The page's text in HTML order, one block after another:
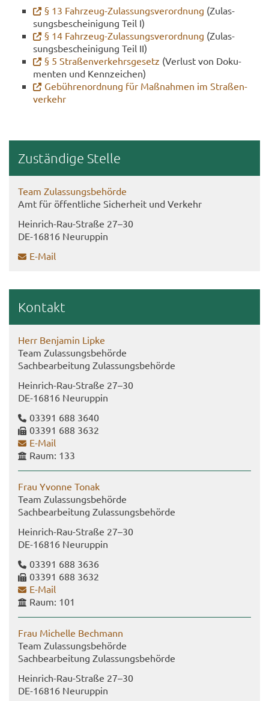
§ 13 Fahrzeug-​Zulassungsverordnung (Zu­las­
sungs­be­schei­ni­gung Teil I)
§ 14 Fahrzeug-​Zulassungsverordnung (Zu­las­
sungs­be­schei­ni­gung Teil II)
§ 5 Stra­ßen­ver­kehrs­ge­setz (Ver­lust von Do­ku­
men­ten und Kenn­zei­chen)
Ge­büh­ren­ord­nung für Maß­nah­men im Stra­ßen­
ver­kehr
Zu­stän­di­ge Stel­le
Team Zu­las­sungs­be­hör­de
Amt für öf­fent­li­che Si­cher­heit und Ver­kehr
Heinrich-​Rau-Straße 27–30
DE-​16816 Neu­rup­pin
E-​Mail
Kon­takt
Herr Ben­ja­min Lipke
Team Zu­las­sungs­be­hör­de
Sach­be­ar­bei­tung Zu­las­sungs­be­hör­de
Heinrich-​Rau-Straße 27–30
DE-​16816 Neu­rup­pin
03391 688 3640
03391 688 3632
E-​Mail
Raum: 133
Frau Yvonne Tonak
Team Zu­las­sungs­be­hör­de
Sach­be­ar­bei­tung Zu­las­sungs­be­hör­de
Heinrich-​Rau-Straße 27–30
DE-​16816 Neu­rup­pin
03391 688 3636
03391 688 3632
E-​Mail
Raum: 101
Frau Mi­chel­le Bech­mann
Team Zu­las­sungs­be­hör­de
Sach­be­ar­bei­tung Zu­las­sungs­be­hör­de
Heinrich-​Rau-Straße 27–30
DE-​16816 Neu­rup­pin